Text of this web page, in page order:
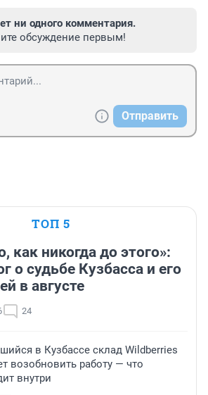
ни одного комментария.
обсуждение первым!
Отправить
ТОП 5
как никогда до этого»:
о судьбе Кузбасса и его
в августе
24
в Кузбассе склад Wildberries
возобновить работу — что
внутри